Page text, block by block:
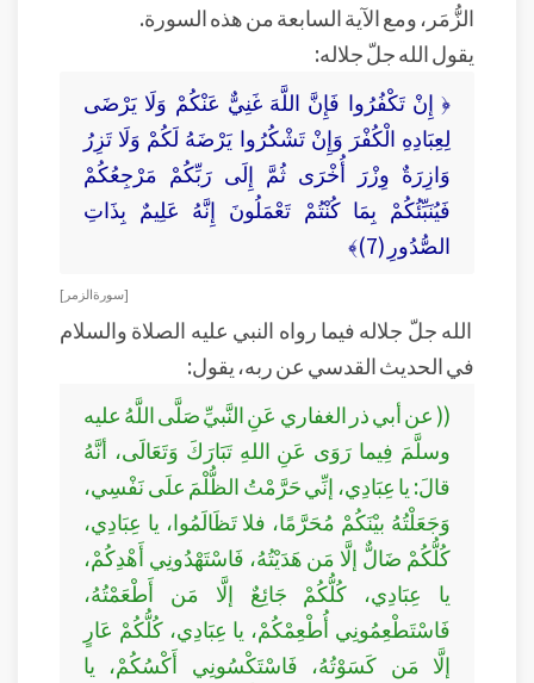
الزُّمَر، ومع الآية السابعة من هذه السورة.
يقول الله جلّ جلاله:
﴿ إِنْ تَكْفُرُوا فَإِنَّ اللَّهَ غَنِيٌّ عَنْكُمْ وَلَا يَرْضَى
لِعِبَادِهِ الْكُفْرَ وَإِنْ تَشْكُرُوا يَرْضَهُ لَكُمْ وَلَا تَزِرُ
وَازِرَةٌ وِزْرَ أُخْرَى ثُمَّ إِلَى رَبِّكُمْ مَرْجِعُكُمْ
فَيُنَبِّئُكُمْ بِمَا كُنْتُمْ تَعْمَلُونَ إِنَّهُ عَلِيمٌ بِذَاتِ
الصُّدُورِ (7)﴾
[ سورة الزمر ]
الله جلّ جلاله فيما رواه النبي عليه الصلاة والسلام
في الحديث القدسي عن ربه، يقول:
(( عن أبي ذر الغفاري عَنِ النَّبيِّ صَلَّى اللَّهُ عليه
وسلَّمَ فِيما رَوَى عَنِ اللهِ تَبَارَكَ وَتَعَالَى، أنَّهُ
قالَ: يا عِبَادِي، إنِّي حَرَّمْتُ الظُّلْمَ علَى نَفْسِي،
وَجَعَلْتُهُ بيْنَكُمْ مُحَرَّمًا، فلا تَظَالَمُوا، يا عِبَادِي،
كُلُّكُمْ ضَالٌّ إلَّا مَن هَدَيْتُهُ، فَاسْتَهْدُونِي أَهْدِكُمْ،
يا عِبَادِي، كُلُّكُمْ جَائِعٌ إلَّا مَن أَطْعَمْتُهُ،
فَاسْتَطْعِمُونِي أُطْعِمْكُمْ، يا عِبَادِي، كُلُّكُمْ عَارٍ
إلَّا مَن كَسَوْتُهُ، فَاسْتَكْسُونِي أَكْسُكُمْ، يا